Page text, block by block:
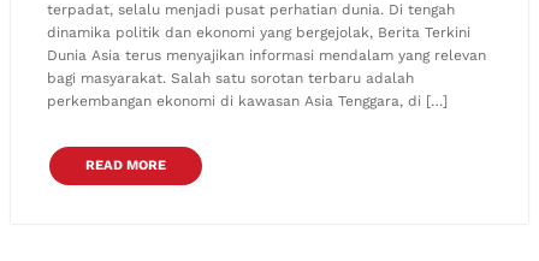
terpadat, selalu menjadi pusat perhatian dunia. Di tengah
dinamika politik dan ekonomi yang bergejolak, Berita Terkini
Dunia Asia terus menyajikan informasi mendalam yang relevan
bagi masyarakat. Salah satu sorotan terbaru adalah
perkembangan ekonomi di kawasan Asia Tenggara, di […]
READ MORE